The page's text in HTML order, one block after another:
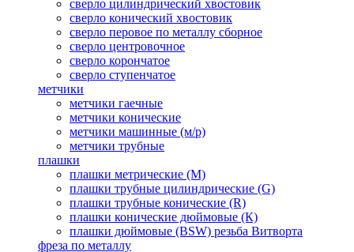
сверло цилиндрический хвостовик
сверло конический хвостовик
сверло перовое по металлу сборное
сверло центровочное
сверло корончатое
сверло ступенчатое
метчики
метчики гаечные
метчики конические
метчики машинные (м/р)
метчики трубные
плашки
плашки метрические (М)
плашки трубные цилиндрические (G)
плашки трубные конические (R)
плашки конические дюймовые (К)
плашки дюймовые (BSW) резьба Витворта
фреза по металлу